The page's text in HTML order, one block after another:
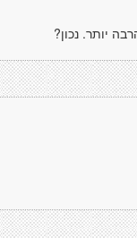
יותר. נכון?